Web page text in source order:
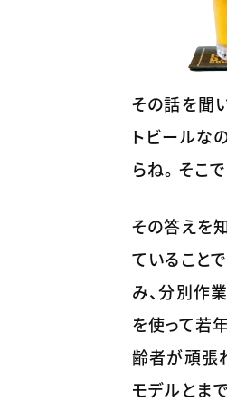
その話を聞
トビールな
らね。 そこ
その答えを
ていること
み、分別作
を使って若
齢者が頑張
モデルとま